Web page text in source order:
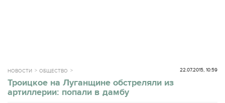
НОВОСТИ ОБЩЕСТВО 22.07.2015, 10:59
Троицкое на Луганщине обстреляли из
артиллерии: попали в дамбу